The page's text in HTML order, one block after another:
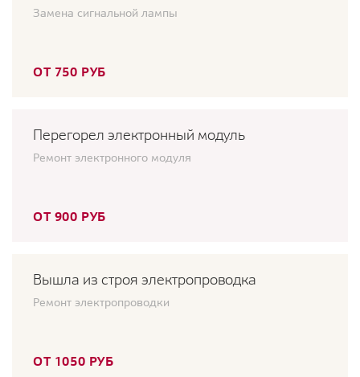
Замена сигнальной лампы
ОТ 750 РУБ
Перегорел электронный модуль
Ремонт электронного модуля
ОТ 900 РУБ
Вышла из строя электропроводка
Ремонт электропроводки
ОТ 1050 РУБ